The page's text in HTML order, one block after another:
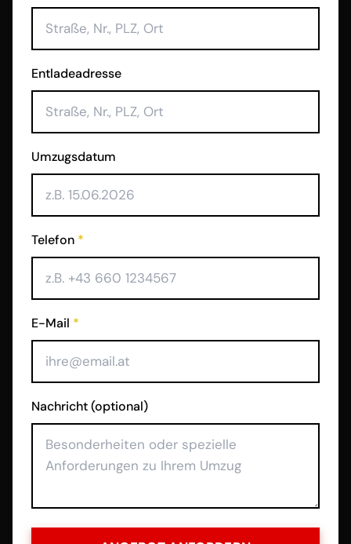
Entladeadresse
Umzugsdatum
Telefon *
E-Mail *
Nachricht (optional)